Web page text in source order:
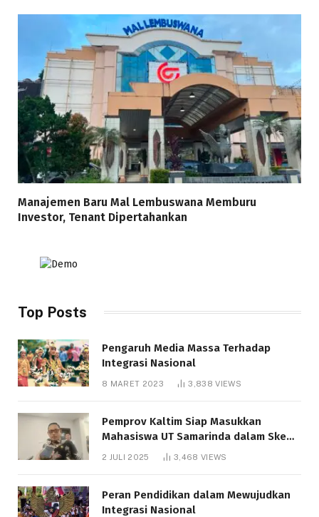
Manajemen Baru Mal Lembuswana Memburu
Investor, Tenant Dipertahankan
Top Posts
Pengaruh Media Massa Terhadap
Integrasi Nasional
8 MARET 2023 3,838VIEWS
Pemprov Kaltim Siap Masukkan
Mahasiswa UT Samarinda dalam Skema
Bantuan Pendidikan Gratispol
2 JULI 2025 3,468 VIEWS
Peran Pendidikan dalam Mewujudkan
Integrasi Nasional